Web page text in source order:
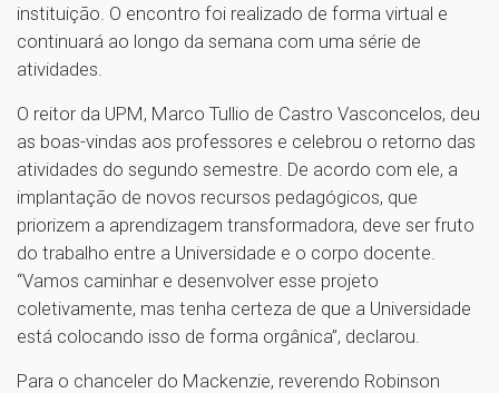
instituição. O encontro foi realizado de forma virtual e
continuará ao longo da semana com uma série de
atividades.
O reitor da UPM, Marco Tullio de Castro Vasconcelos, deu
as boas-vindas aos professores e celebrou o retorno das
atividades do segundo semestre. De acordo com ele, a
implantação de novos recursos pedagógicos, que
priorizem a aprendizagem transformadora, deve ser fruto
do trabalho entre a Universidade e o corpo docente.
“Vamos caminhar e desenvolver esse projeto
coletivamente, mas tenha certeza de que a Universidade
está colocando isso de forma orgânica”, declarou.
Para o chanceler do Mackenzie, reverendo Robinson